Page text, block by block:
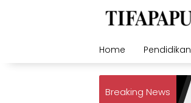
Home Pendidikan
Breaking News